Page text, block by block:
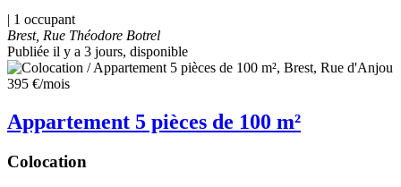
| 1 occupant
Brest, Rue Théodore Botrel
Publiée il y a 3 jours, disponible
395 €/mois
Appartement 5 pièces de 100 m²
Colocation